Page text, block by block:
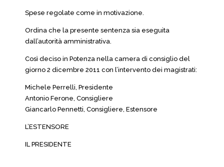
Spese regolate come in motivazione.
Ordina che la presente sentenza sia eseguita
dall’autorità amministrativa.
Così deciso in Potenza nella camera di consiglio del
giorno 2 dicembre 2011 con l’intervento dei magistrati:
Michele Perrelli, Presidente
Antonio Ferone, Consigliere
Giancarlo Pennetti, Consigliere, Estensore
L’ESTENSORE
IL PRESIDENTE